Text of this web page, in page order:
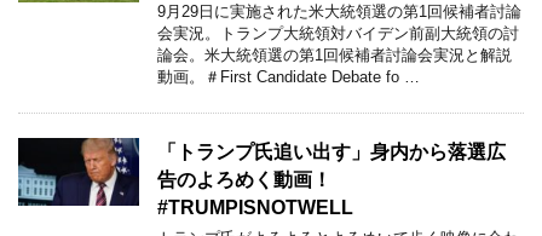
9月29日に実施された米大統領選の第1回候補者討論
会実況。トランプ大統領対バイデン前副大統領の討
論会。米大統領選の第1回候補者討論会実況と解説
動画。＃First Candidate Debate fo …
「トランプ氏追い出す」身内から落選広
告のよろめく動画！
#TRUMPISNOTWELL